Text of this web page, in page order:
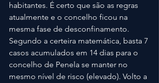
habitantes. É certo que são as regras
atualmente e o concelho ficou na
mesma fase de desconfinamento.
Segundo a certeira matemática, basta 7
casos acumulados em 14 dias para o
concelho de Penela se manter no
mesmo nível de risco (elevado). Volto a